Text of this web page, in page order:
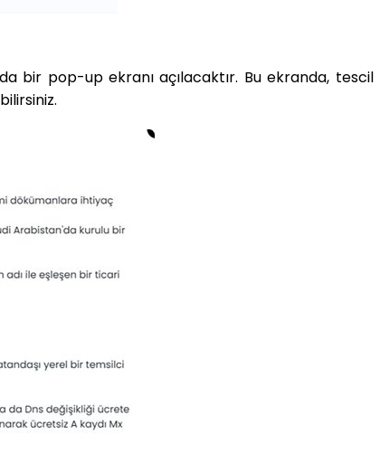
bir pop-up ekranı açılacaktır. Bu ekranda, tescil